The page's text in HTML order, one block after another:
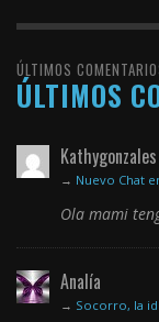
ÚLTIMOS
ÚLTIMOS
Kathygonzales
→ Nuevo Chat
Ola mami
Analía
→ Socorro, la